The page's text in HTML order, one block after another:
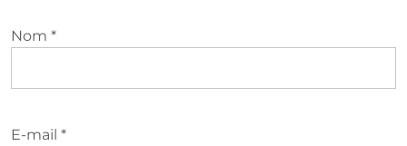
Nom *
E-mail *